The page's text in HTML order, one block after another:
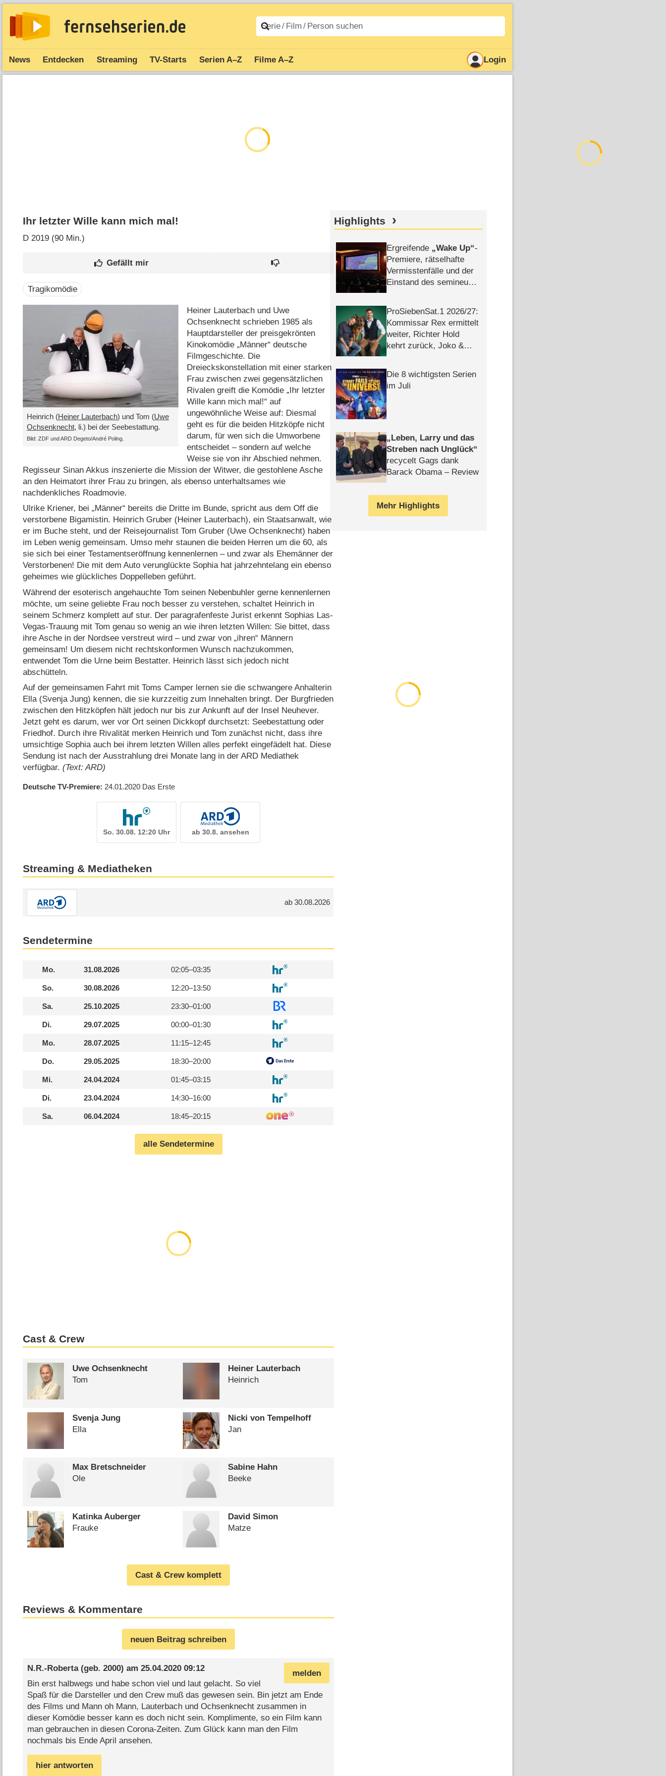
News Entdecken Streaming TV-Starts Serien A–Z Filme A–Z Login
Ihr letzter Wille kann mich mal!
D 2019 (90 Min.)
Tragikomödie
Heinrich (Heiner Lauterbach) und Tom (Uwe
Ochsenknecht, li.) bei der Seebestattung.
Bild: ZDF und ARD Degeto/​André Poling.
Heiner Lauterbach und Uwe
Ochsenknecht schrieben 1985 als
Hauptdarsteller der preisgekrönten
Kinokomödie „Männer“ deutsche
Filmgeschichte. Die
Dreieckskonstellation mit einer starken
Frau zwischen zwei gegensätzlichen
Rivalen greift die Komödie „Ihr letzter
Wille kann mich mal!“ auf
ungewöhnliche Weise auf: Diesmal
geht es für die beiden Hitzköpfe nicht
darum, für wen sich die Umworbene
entscheidet – sondern auf welche
Weise sie von ihr Abschied nehmen.
Regisseur Sinan Akkus inszenierte die Mission der Witwer, die gestohlene Asche
an den Heimatort ihrer Frau zu bringen, als ebenso unterhaltsames wie
nachdenkliches Roadmovie.
Ulrike Kriener, bei „Männer“ bereits die Dritte im Bunde, spricht aus dem Off die
verstorbene Bigamistin. Heinrich Gruber (Heiner Lauterbach), ein Staatsanwalt, wie
er im Buche steht, und der Reisejournalist Tom Gruber (Uwe Ochsenknecht) haben
im Leben wenig gemeinsam. Umso mehr staunen die beiden Herren um die 60, als
sie sich bei einer Testamentseröffnung kennenlernen – und zwar als Ehemänner der
Verstorbenen! Die mit dem Auto verunglückte Sophia hat jahrzehntelang ein ebenso
geheimes wie glückliches Doppelleben geführt.
Während der esoterisch angehauchte Tom seinen Nebenbuhler gerne kennenlernen
möchte, um seine geliebte Frau noch besser zu verstehen, schaltet Heinrich in
seinem Schmerz komplett auf stur. Der paragrafenfeste Jurist erkennt Sophias Las-
Vegas-Trauung mit Tom genau so wenig an wie ihren letzten Willen: Sie bittet, dass
ihre Asche in der Nordsee verstreut wird – und zwar von „ihren“ Männern
gemeinsam! Um diesem nicht rechtskonformen Wunsch nachzukommen,
entwendet Tom die Urne beim Bestatter. Heinrich lässt sich jedoch nicht
abschütteln.
Auf der gemeinsamen Fahrt mit Toms Camper lernen sie die schwangere Anhalterin
Ella (Svenja Jung) kennen, die sie kurzzeitig zum Innehalten bringt. Der Burgfrieden
zwischen den Hitzköpfen hält jedoch nur bis zur Ankunft auf der Insel Neuhever.
Jetzt geht es darum, wer vor Ort seinen Dickkopf durchsetzt: Seebestattung oder
Friedhof. Durch ihre Rivalität merken Heinrich und Tom zunächst nicht, dass ihre
umsichtige Sophia auch bei ihrem letzten Willen alles perfekt eingefädelt hat. Diese
Sendung ist nach der Ausstrahlung drei Monate lang in der ARD Mediathek
verfügbar.(Text: ARD)
Deutsche TV-Premiere 24.01.2020 Das Erste
So. 30.08. 12:20 Uhr ab 30.8. ansehen
Streaming & Mediatheken
ab 30.08.2026
Sendetermine
Mo. 31.08.2026 02:05–03:35
So. 30.08.2026 12:20–13:50
Sa. 25.10.2025 23:30–01:00
Di. 29.07.2025 00:00–01:30
Mo. 28.07.2025 11:15–12:45
Do. 29.05.2025 18:30–20:00
Mi. 24.04.2024 01:45–03:15
Di. 23.04.2024 14:30–16:00
Sa. 06.04.2024 18:45–20:15
alle Sendetermine
Cast & Crew
Uwe Ochsenknecht
Tom
Heiner Lauterbach
Heinrich
Svenja Jung
Ella
Nicki von Tempelhoff
Jan
Max Bretschneider
Ole
Sabine Hahn
Beeke
Katinka Auberger
Frauke
David Simon
Matze
Cast & Crew komplett
Reviews & Kommentare
neuen Beitrag schreiben
melden
N.R.-Roberta(geb. 2000) am 25.04.2020 09:12
Bin erst halbwegs und habe schon viel und laut gelacht. So viel
Spaß für die Darsteller und den Crew muß das gewesen sein. Bin jetzt am Ende
des Films und Mann oh Mann, Lauterbach und Ochsenknecht zusammen in
dieser Komödie besser kann es doch nicht sein. Komplimente, so ein Film kann
man gebrauchen in diesen Corona-Zeiten. Zum Glück kann man den Film
nochmals bis Ende April ansehen.
hier antworten
Highlights
Ergreifende Wake Up -
Premiere, rätselhafte
Vermisstenfälle und der
Einstand des semineuen
ProSiebenSat.1 2026/​27:
Kommissar Rex ermittelt
weiter, Richter Hold
kehrt zurück, Joko &
Die 8 wichtigsten Serien
im Juli
Leben, Larry und das
Streben nach Unglück
recycelt Gags dank
Barack Obama – Review
Mehr Highlights